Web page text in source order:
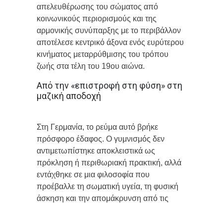
απελευθέρωσης του σώματος από
κοινωνικούς περιορισμούς και της
αρμονικής συνύπαρξης με το περιβάλλον
αποτέλεσε κεντρικό άξονα ενός ευρύτερου
κινήματος μεταρρύθμισης του τρόπου
ζωής στα τέλη του 19ου αιώνα.
Από την «επιστροφή στη φύση» στη
μαζική αποδοχή
Στη Γερμανία, το ρεύμα αυτό βρήκε
πρόσφορο έδαφος. Ο γυμνισμός δεν
αντιμετωπίστηκε αποκλειστικά ως
πρόκληση ή περιθωριακή πρακτική, αλλά
εντάχθηκε σε μια φιλοσοφία που
προέβαλλε τη σωματική υγεία, τη φυσική
άσκηση και την απομάκρυνση από τις